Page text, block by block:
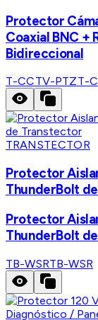
Protector
Coaxial BNC
Bidireccional
T-CCTV-PTZT-
TRANSTECTOR
Protector
ThunderBolt
Protector
ThunderBolt
TB-WSRTB-WSR